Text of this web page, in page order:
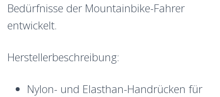
Bedürfnisse der Mountainbike-Fahrer
entwickelt.
Herstellerbeschreibung:
Nylon- und Elasthan-Handrücken für